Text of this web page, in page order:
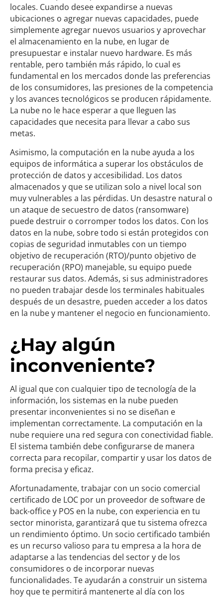
locales. Cuando desee expandirse a nuevas
ubicaciones o agregar nuevas capacidades, puede
simplemente agregar nuevos usuarios y aprovechar
el almacenamiento en la nube, en lugar de
presupuestar e instalar nuevo hardware. Es más
rentable, pero también más rápido, lo cual es
fundamental en los mercados donde las preferencias
de los consumidores, las presiones de la competencia
y los avances tecnológicos se producen rápidamente.
La nube no le hace esperar a que lleguen las
capacidades que necesita para llevar a cabo sus
metas.
Asimismo, la computación en la nube ayuda a los
equipos de informática a superar los obstáculos de
protección de datos y accesibilidad. Los datos
almacenados y que se utilizan solo a nivel local son
muy vulnerables a las pérdidas. Un desastre natural o
un ataque de secuestro de datos (ransomware)
puede destruir o corromper todos los datos. Con los
datos en la nube, sobre todo si están protegidos con
copias de seguridad inmutables con un tiempo
objetivo de recuperación (RTO)/punto objetivo de
recuperación (RPO) manejable, su equipo puede
restaurar sus datos. Además, si sus administradores
no pueden trabajar desde los terminales habituales
después de un desastre, pueden acceder a los datos
en la nube y mantener el negocio en funcionamiento.
¿Hay algún
inconveniente?
Al igual que con cualquier tipo de tecnología de la
información, los sistemas en la nube pueden
presentar inconvenientes si no se diseñan e
implementan correctamente. La computación en la
nube requiere una red segura con conectividad fiable.
El sistema también debe configurarse de manera
correcta para recopilar, compartir y usar los datos de
forma precisa y eficaz.
Afortunadamente, trabajar con un socio comercial
certificado de LOC por un proveedor de software de
back-office y POS en la nube, con experiencia en tu
sector minorista, garantizará que tu sistema ofrezca
un rendimiento óptimo. Un socio certificado también
es un recurso valioso para tu empresa a la hora de
adaptarse a las tendencias del sector y de los
consumidores o de incorporar nuevas
funcionalidades. Te ayudarán a construir un sistema
hoy que te permitirá mantenerte al día con los